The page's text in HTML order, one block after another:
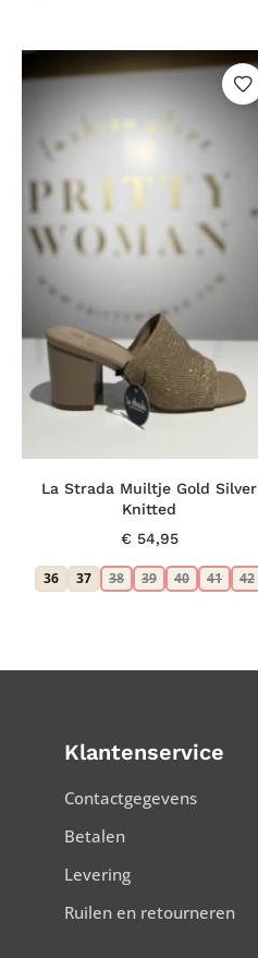
La Strada Muiltje Gold Silver
Knitted
€ 54,95
36 37 38 39 40 41 42
Klantenservice
Contactgegevens
Betalen
Levering
Ruilen en retourneren